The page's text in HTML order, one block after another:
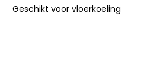
Geschikt voor vloerkoeling